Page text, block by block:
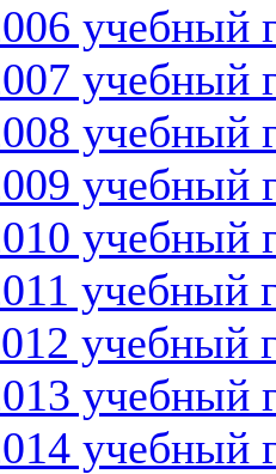
учебный
учебный
учебный
учебный
учебный
учебный
учебный
учебный
учебный